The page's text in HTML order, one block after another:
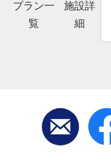
プラン一
覧
施設詳
細